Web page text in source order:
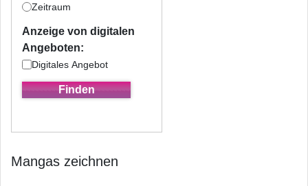
Zeitraum
Anzeige von digitalen
Angeboten:
Digitales Angebot
Mangas zeichnen